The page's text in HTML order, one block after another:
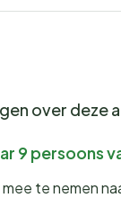
over deze
9 persoons
te nemen